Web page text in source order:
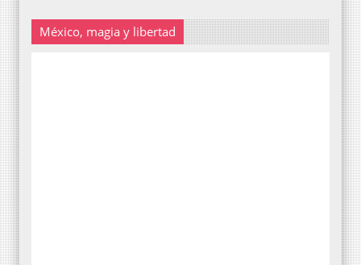
México, magia y libertad